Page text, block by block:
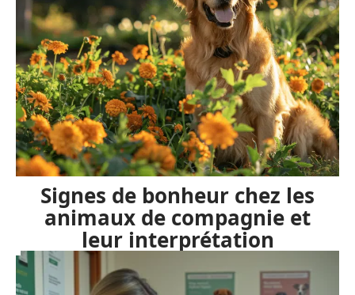
Signes de bonheur chez les
animaux de compagnie et
leur interprétation